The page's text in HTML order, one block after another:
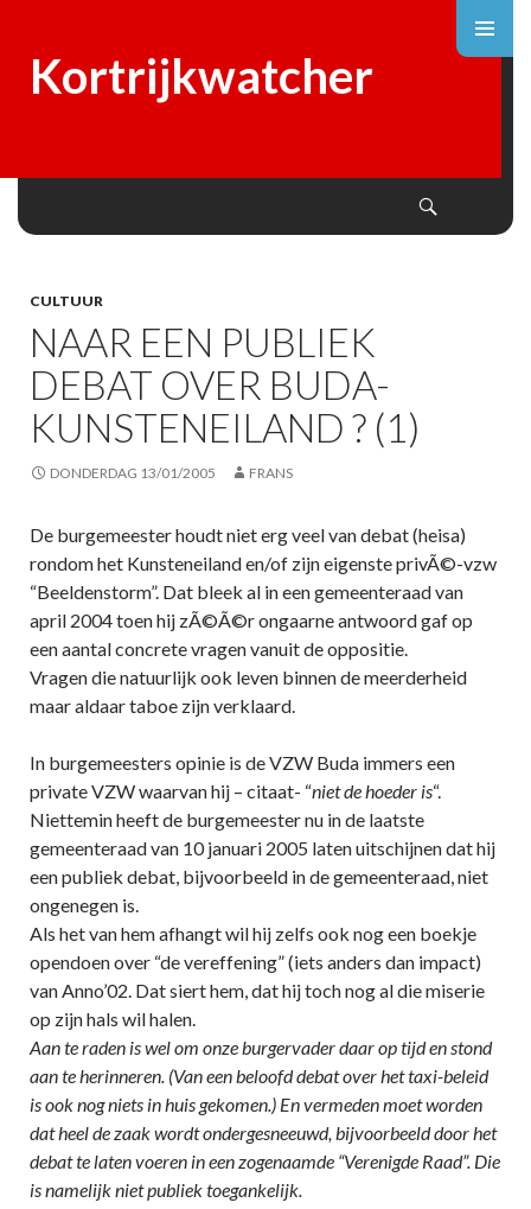
Kortrijkwatcher
CULTUUR
NAAR EEN PUBLIEK
DEBAT OVER BUDA-
KUNSTENEILAND ? (1)
DONDERDAG 13/01/2005 FRANS
De burgemeester houdt niet erg veel van debat (heisa)
rondom het Kunsteneiland en/of zijn eigenste privÃ©-vzw
“Beeldenstorm”. Dat bleek al in een gemeenteraad van
april 2004 toen hij zÃ©Ã©r ongaarne antwoord gaf op
een aantal concrete vragen vanuit de oppositie.
Vragen die natuurlijk ook leven binnen de meerderheid
maar aldaar taboe zijn verklaard.
In burgemeesters opinie is de VZW Buda immers een
private VZW waarvan hij – citaat- “niet dehoeder is“.
Niettemin heeft de burgemeester nu in de laatste
gemeenteraad van 10 januari 2005 laten uitschijnen dat hij
een publiek debat, bijvoorbeeld in de gemeenteraad, niet
ongenegen is.
Als het van hem afhangt wil hij zelfs ook nog een boekje
opendoen over “de vereffening” (iets anders dan impact)
van Anno’02. Dat siert hem, dat hij toch nog al die miserie
op zijn hals wil halen.
Aan te raden is wel om onze burgervader daar op tijd en stond
aan te herinneren. (Van een beloofd debat over het taxi-beleid
is ook nog niets in huis gekomen.) En vermeden moet worden
dat heel de zaak wordt ondergesneeuwd, bijvoorbeeld door het
debat te laten voeren in een zogenaamde “Verenigde Raad”. Die
is namelijk niet publiek toegankelijk.